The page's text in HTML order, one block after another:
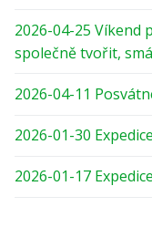
2026-04-25 Víkend
společně tvořit,
2026-04-11
2026-01-30
2026-01-17